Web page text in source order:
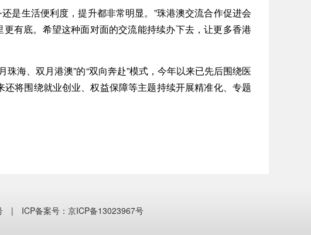
生活便利度，提升都非常明显。”珠港澳交流合作促进会
有底。希望这种面对面的交流能持续办下去，让更多香港
海、双月港澳”的“双向奔赴”模式，今年以来已先后围绕医
将围绕就业创业、权益保障等主题持续开展精准化、专题
号 | ICP备案号：京ICP备13023967号